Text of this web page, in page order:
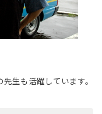
生も活躍しています。